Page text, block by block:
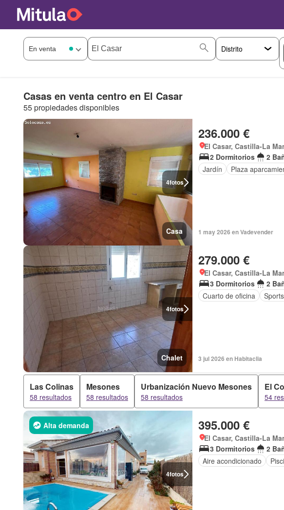
Casas en venta centro en El Casar
55 propiedades disponibles
4fotos
Casa
236.000 €
El Casar, Castilla-La
2 Dormitorios
2
Jardín
Plaza
1 may 2026 en Vadevender
4fotos
Chalet
279.000 €
El Casar, Castilla-La
3 Dormitorios
2
Cuarto de oficina
3 jul 2026 en Habitaclia
Las Colinas
58 resultados
Mesones
58 resultados
Urbanización Nuevo Mesones
58 resultados
El
54
4fotos
Alta demanda 395.000 €
El Casar, Castilla-La
3 Dormitorios
2
Aire acondicionado